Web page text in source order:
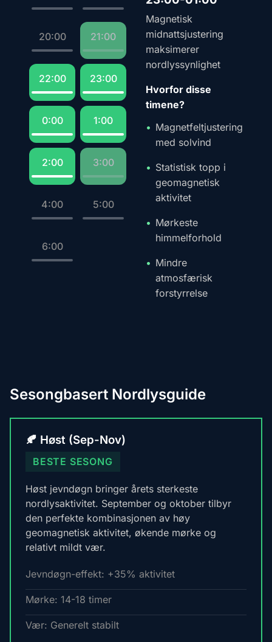
20:00 21:00
22:00 23:00
0:00 1:00
2:00 3:00
4:00 5:00
6:00
Magnetisk
midnattsjustering
maksimerer
nordlyssynlighet
Hvorfor disse
timene?
Magnetfeltjustering
med solvind
Statistisk topp i
geomagnetisk
aktivitet
Mørkeste
himmelforhold
Mindre
atmosfærisk
forstyrrelse
Sesongbasert Nordlysguide
🍂 Høst (Sep-Nov)
BESTE SESONG
Høst jevndøgn bringer årets sterkeste
nordlysaktivitet. September og oktober tilbyr
den perfekte kombinasjonen av høy
geomagnetisk aktivitet, økende mørke og
relativt mildt vær.
Jevndøgn-effekt: +35% aktivitet
Mørke: 14-18 timer
Vær: Generelt stabilt